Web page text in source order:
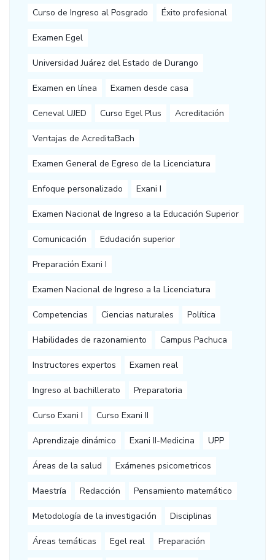
Curso de Ingreso al Posgrado Éxito profesional
Examen Egel
Universidad Juárez del Estado de Durango
Examen en línea Examen desde casa
Ceneval UJED Curso Egel Plus Acreditación
Ventajas de AcreditaBach
Examen General de Egreso de la Licenciatura
Enfoque personalizado Exani I
Examen Nacional de Ingreso a la Educación Superior
Comunicación Edudación superior
Preparación Exani I
Examen Nacional de Ingreso a la Licenciatura
Competencias Ciencias naturales Política
Habilidades de razonamiento Campus Pachuca
Instructores expertos Examen real
Ingreso al bachillerato Preparatoria
Curso Exani I Curso Exani II
Aprendizaje dinámico Exani II-Medicina UPP
Áreas de la salud Exámenes psicometricos
Maestría Redacción Pensamiento matemático
Metodología de la investigación Disciplinas
Áreas temáticas Egel real Preparación